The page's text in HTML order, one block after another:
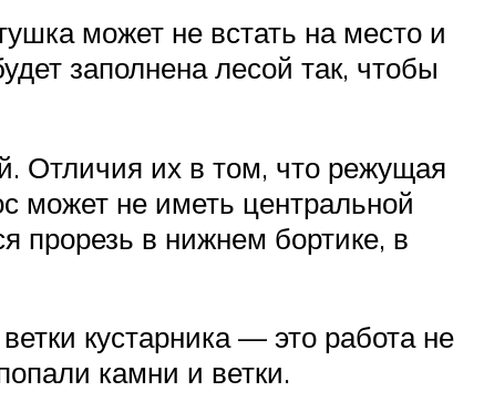
может не встать на место и
заполнена лесой так, чтобы
Отличия их в том, что режущая
может не иметь центральной
прорезь в нижнем бортике, в
кустарника — это работа не
камни и ветки.